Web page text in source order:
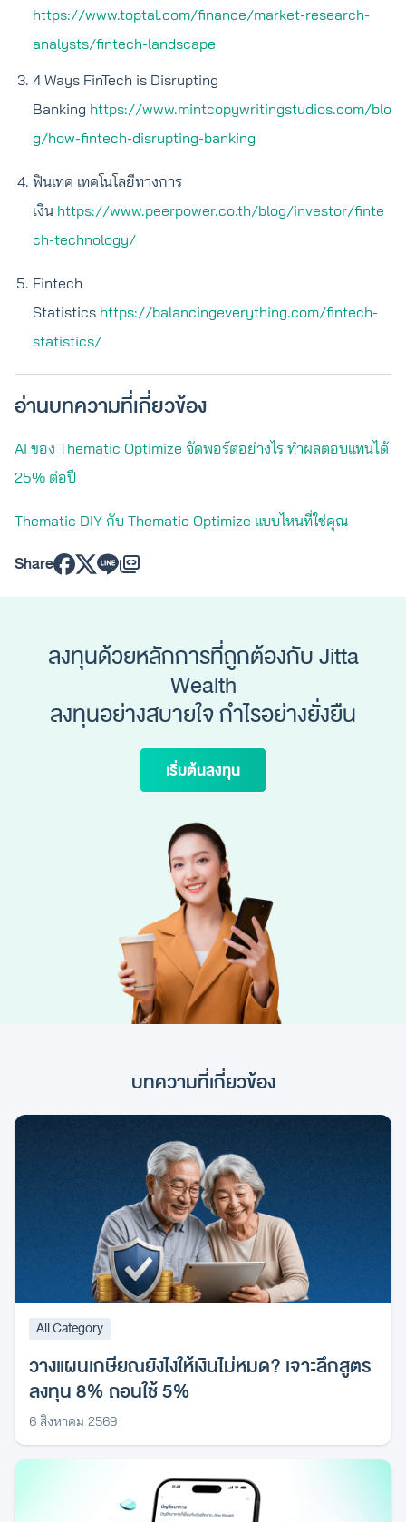
https://www.toptal.com/finance/market-research-
analysts/fintech-landscape
4 Ways FinTech is Disrupting
Banking https://www.mintcopywritingstudios.com/blo
g/how-fintech-disrupting-banking
ฟินเทค เทคโนโลยีทางการ
เงิน https://www.peerpower.co.th/blog/investor/finte
ch-technology/
Fintech
Statistics https://balancingeverything.com/fintech-
statistics/
อ่านบทความที่เกี่ยวข้อง
AI ของ Thematic Optimize จัดพอร์ตอย่างไร ทำผลตอบแทนได้
25% ต่อปี
Thematic DIY กับ Thematic Optimize แบบไหนที่ใช่คุณ
Share
ลงทุนด้วยหลักการที่ถูกต้องกับ Jitta
Wealth
ลงทุนอย่างสบายใจ กำไรอย่างยั่งยืน
เริ่มต้นลงทุน
บทความที่เกี่ยวข้อง
All Category
วางแผนเกษียณยังไงให้เงินไม่หมด? เจาะลึกสูตร
ลงทุน 8% ถอนใช้ 5%
6 สิงหาคม 2569